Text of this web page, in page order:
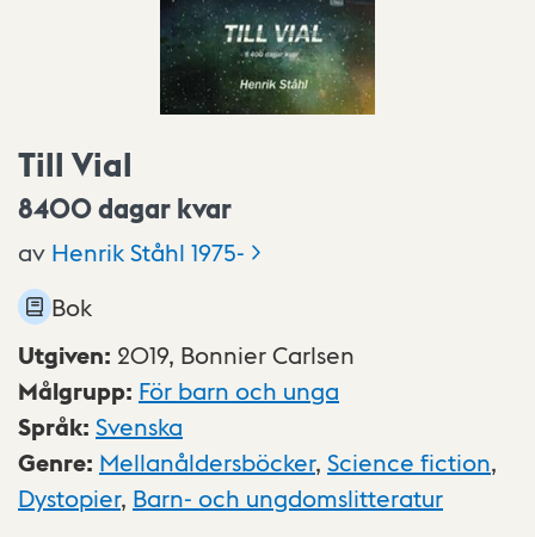
Till Vial
8400 dagar kvar
av Henrik Ståhl 1975-
Bok
Utgiven: 2019, Bonnier Carlsen
Målgrupp: För barn och unga
Språk: Svenska
Genre: Mellanåldersböcker, Science fiction,
Dystopier, Barn- och ungdomslitteratur